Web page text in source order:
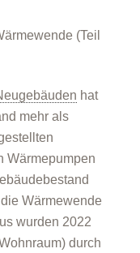
(Teil
hat
mehr als
Wärmepumpen
Wärmewende
wurden 2022
durch